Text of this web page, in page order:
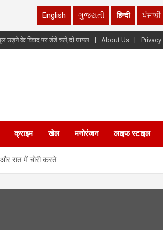
English ગુજરાતી हिन्दी ਪੰਜਾਬੀ
उड़ने के विवाद पर डंडे चले,दो घायल About Us
क्राइम खेल मनोरंजन लाइफ स्टाइल
रात में चोरी करते